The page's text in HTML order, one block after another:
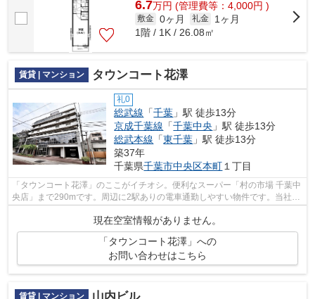
6.7万円 (管理費等：4,000円 )
敷金 0ヶ月 礼金
1ヶ月
1階 / 1K / 26.08㎡
賃貸 | マンション タウンコート花澤
礼0
総武線 「千葉 」駅 徒歩13分
京成千葉線 「千葉中央 」駅 徒歩13分
総武本線 「東千葉 」駅 徒歩13分
築37年
千葉県千葉市中央区本町 １丁目
「タウンコート花澤」のここがイチオシ。便利なスーパー「村の市場 千葉中
央店」まで290mです。周辺に2駅ありの電車通勤しやすい物件です。当社ス
現在空室情報がありません。
「タウンコート花澤」への
お問い合わせはこちら
賃貸 | マンション